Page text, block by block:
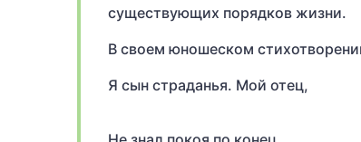
существующих порядков жизни.
В своем юношеском
Я сын страданья. Мой отец,